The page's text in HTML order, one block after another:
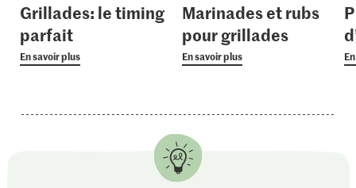
Grillades: le timing
parfait
En savoir plus
Marinades et rubs
pour grillades
En savoir plus